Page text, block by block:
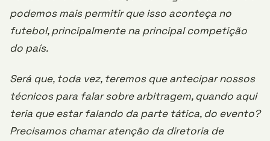
podemos mais permitir que isso aconteça no
futebol, principalmente na principal competição
do país.
Será que, toda vez, teremos que antecipar nossos
técnicos para falar sobre arbitragem, quando aqui
teria que estar falando da parte tática, do evento?
Precisamos chamar atenção da diretoria de